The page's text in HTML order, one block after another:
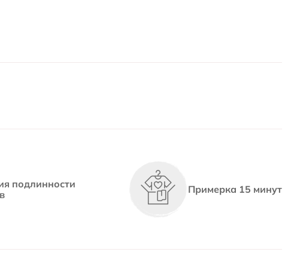
подлинности
Примерка 15 минут